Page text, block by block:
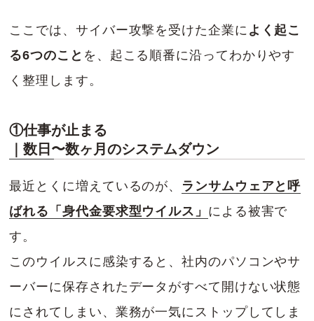
ここでは、サイバー攻撃を受けた企業に よく起こ
る6つのこと を、起こる順番に沿ってわかりやす
く整理します。
①仕事が止まる
｜数日〜数ヶ月のシステムダウン
最近とくに増えているのが、 ランサムウェアと呼
ばれる「身代金要求型ウイルス」 による被害で
す。
このウイルスに感染すると、社内のパソコンやサ
ーバーに保存されたデータがすべて開けない状態
にされてしまい、業務が一気にストップしてしま